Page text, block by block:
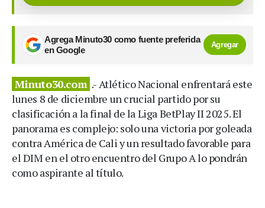
Agrega Minuto30 como fuente preferida
en Google
Agregar
Minuto30.com .- Atlético Nacional enfrentará este
lunes 8 de diciembre un crucial partido por su
clasificación a la final de la Liga BetPlay II 2025. El
panorama es complejo: solo una victoria por goleada
contra América de Cali y un resultado favorable para
el DIM en el otro encuentro del Grupo A lo pondrán
como aspirante al título.